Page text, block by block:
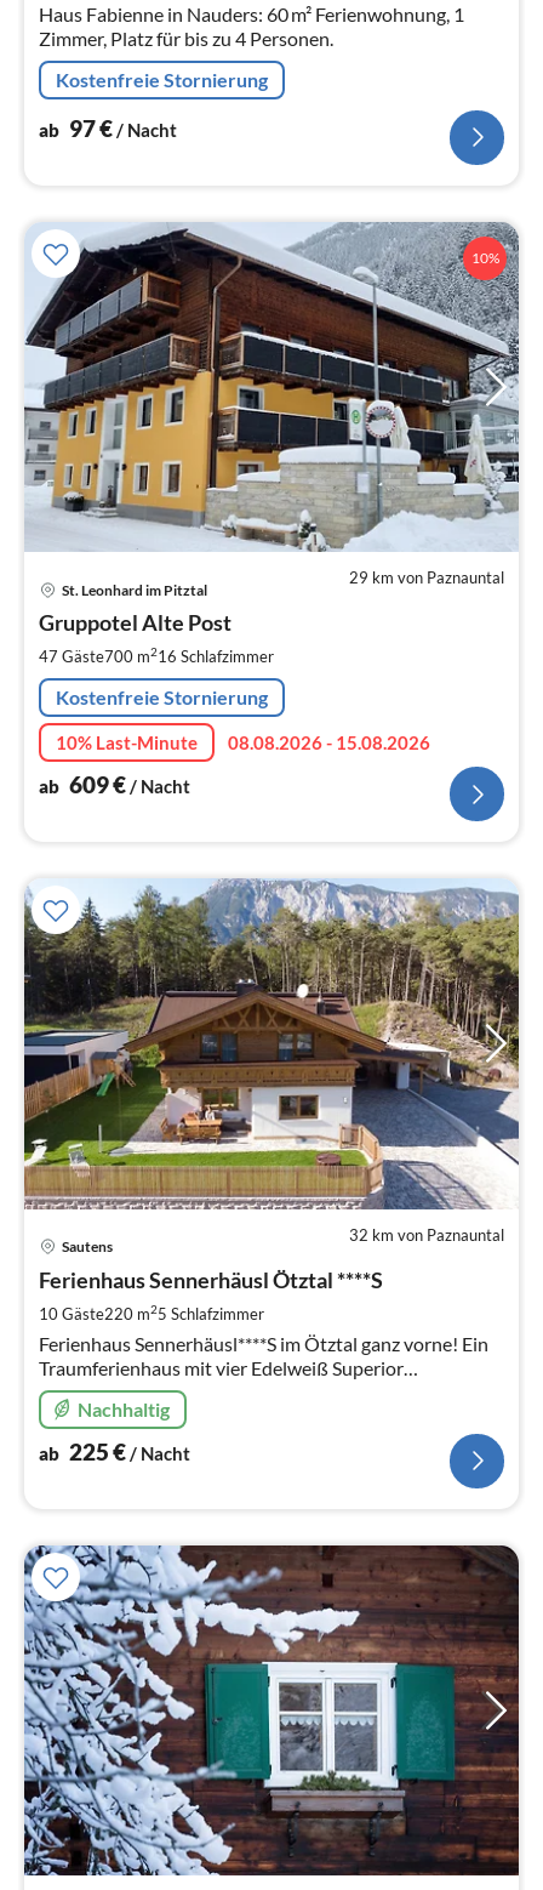
Haus Fabienne in Nauders: 60 m² Ferienwohnung, 1
Zimmer, Platz für bis zu 4 Personen.
Kostenfreie Stornierung
ab 97€/ Nacht
10%
29 km von Paznauntal
St. Leonhard im Pitztal
Gruppotel Alte Post
47 Gäste700 m216 Schlafzimmer
Kostenfreie Stornierung
10% Last-Minute
08.08.2026 - 15.08.2026
ab 609€/ Nacht
32 km von Paznauntal
Sautens
Ferienhaus Sennerhäusl Ötztal ****S
10 Gäste220 m25 Schlafzimmer
Ferienhaus Sennerhäusl****S im Ötztal ganz vorne! Ein
Traumferienhaus mit vier Edelweiß Superior
ausgezeichnet. Für Famillien die sich den Luxus von viel
Platz gönnen wollen.
Nachhaltig
ab 225€/ Nacht